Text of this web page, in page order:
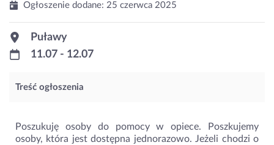
Ogłoszenie dodane: 25 czerwca 2025
Puławy
11.07 - 12.07
Treść ogłoszenia
Poszukuję osoby do pomocy w opiece. Poszkujemy
osoby, która jest dostępna jednorazowo. Jeżeli chodzi o